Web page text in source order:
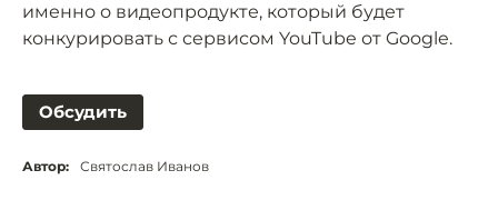
именно о видеопродукте, который будет
конкурировать с сервисом YouTube от Google.
Обсудить
Автор: Святослав Иванов